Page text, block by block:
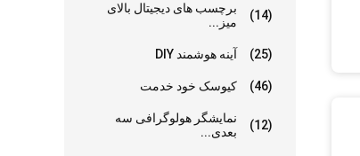
برچسب های دیجیتال بالای
میز...
(14)
آینه هوشمند DIY (25)
کيوسک خود خدمت (46)
نمایشگر هولوگرافی سه
بعدی...
(12)